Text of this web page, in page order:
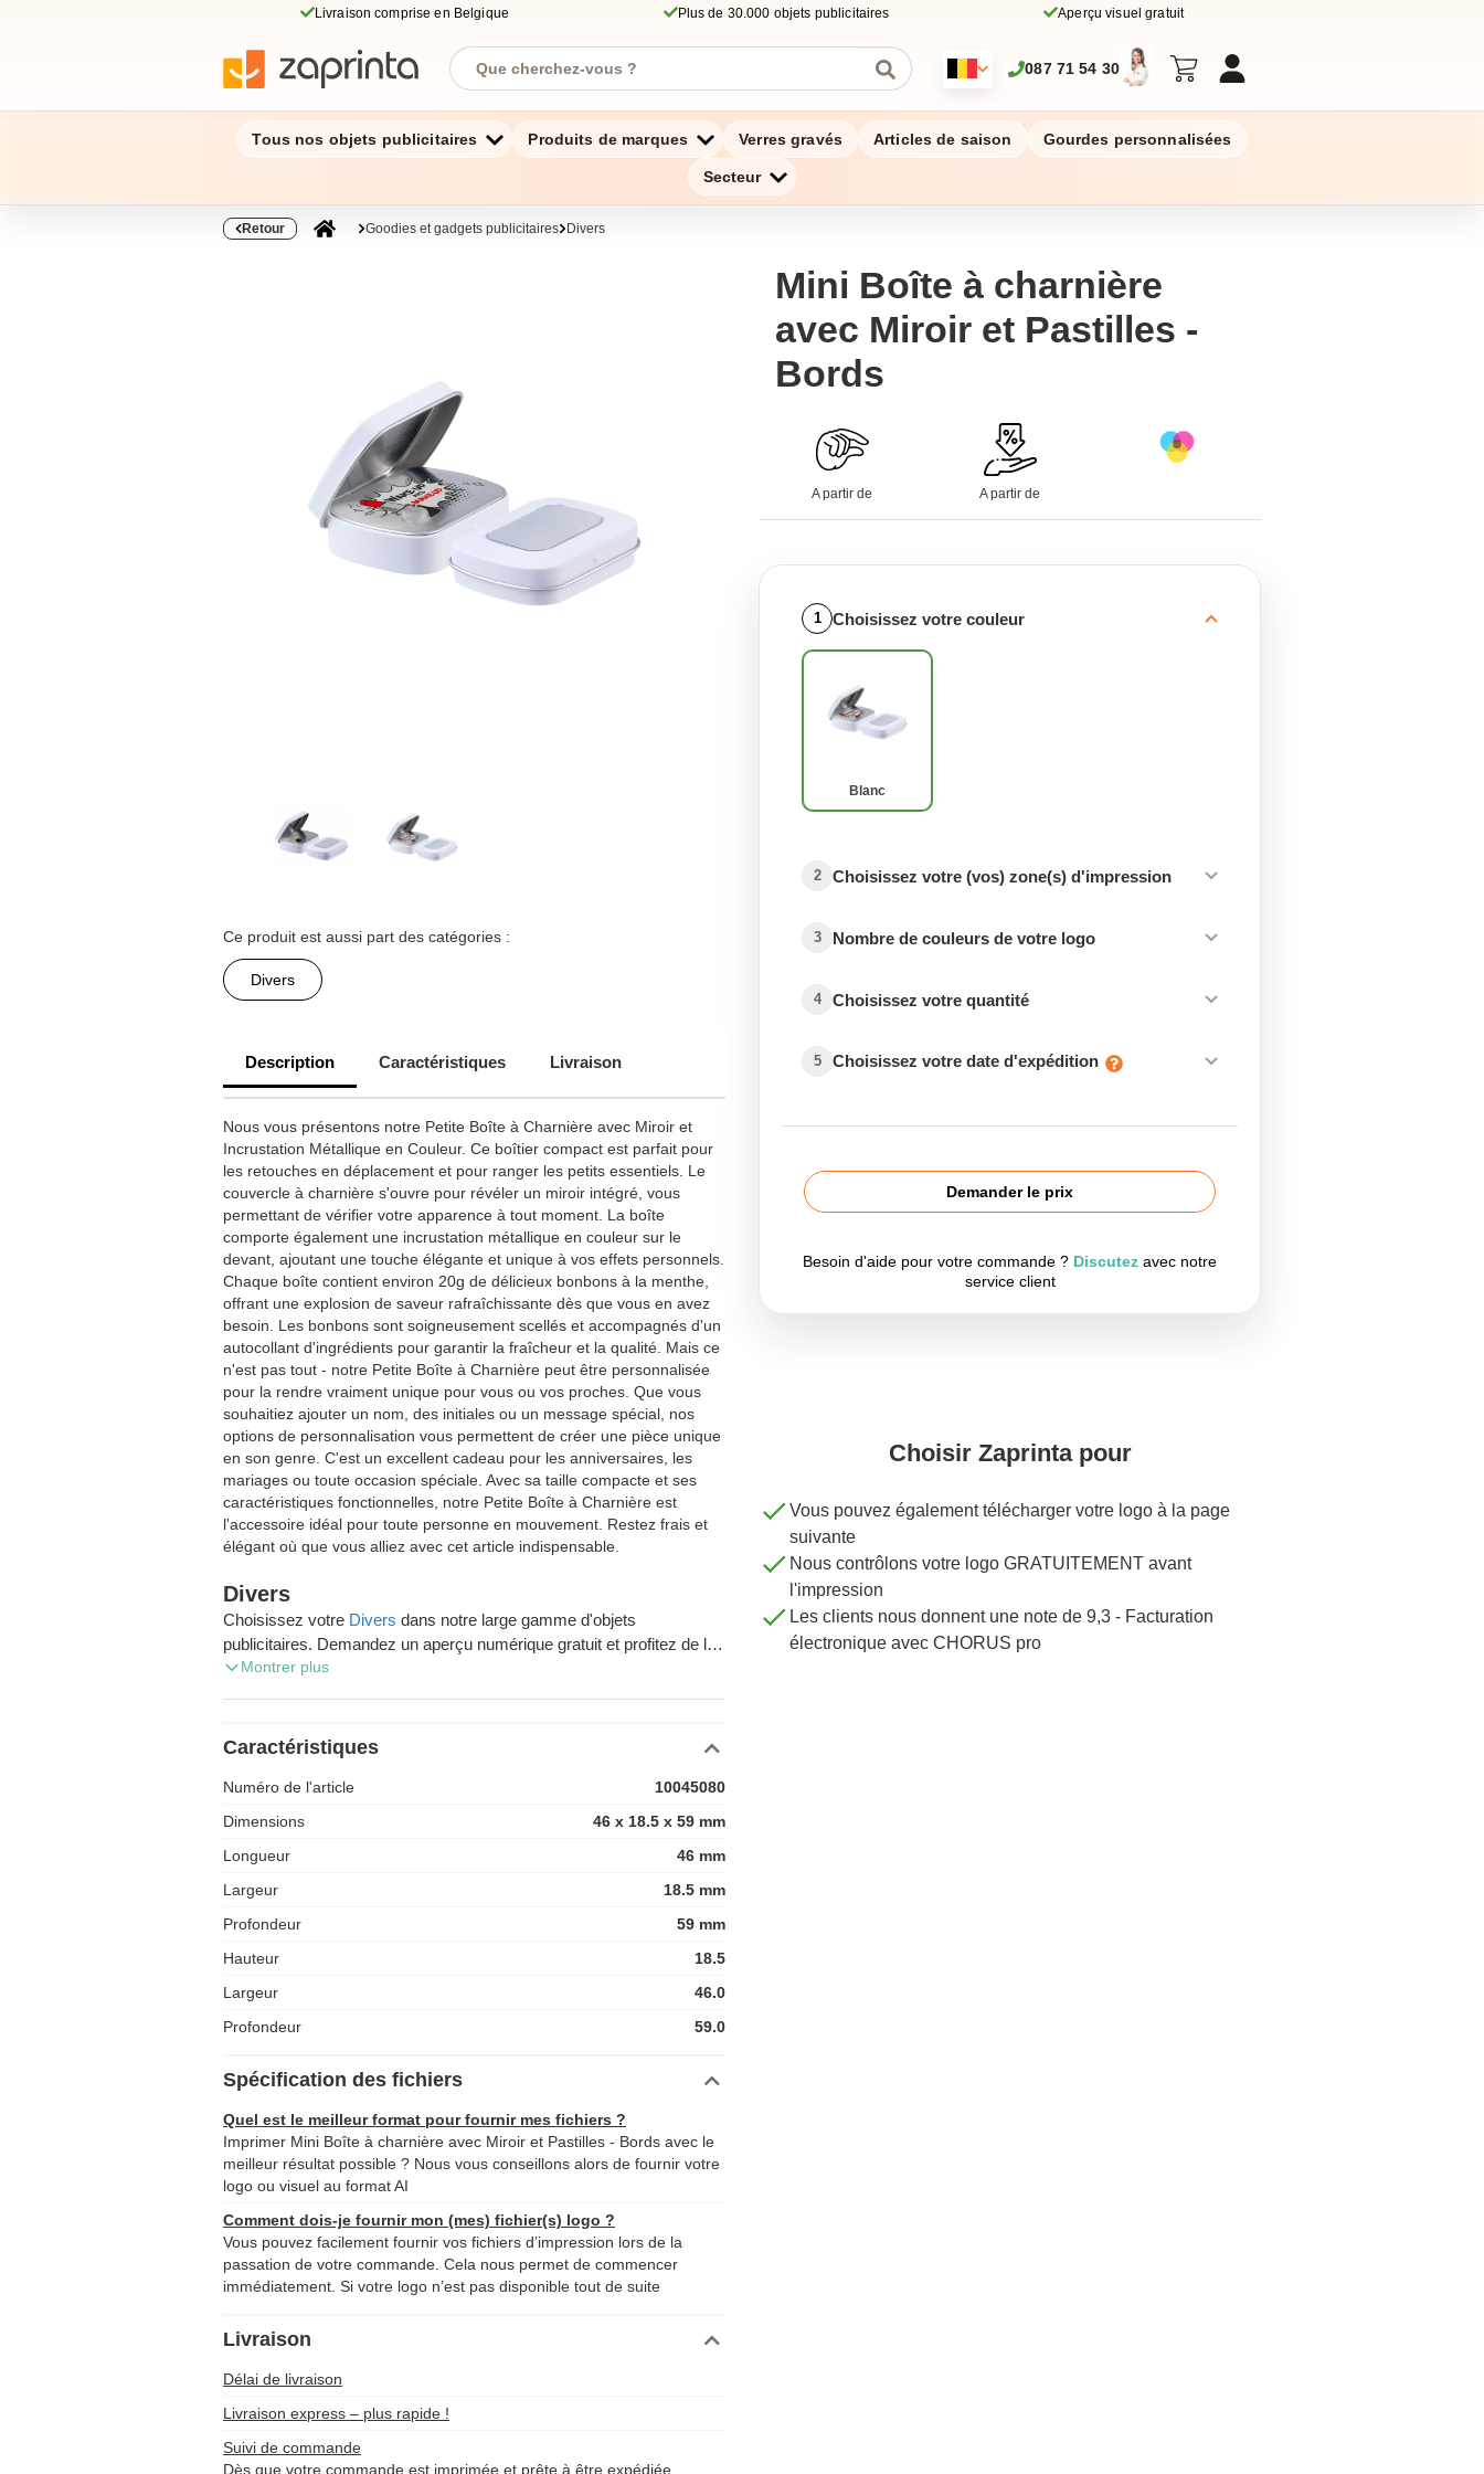
Livraison comprise en Belgique Plus de 30.000 objets publicitaires Aperçu visuel gratuit
087 71 54 30
Tous nos objets publicitaires Produits de marques Verres gravés Articles de saison Gourdes personnalisées
Secteur
Retour Goodies et gadgets publicitaires Divers
Ce produit est aussi part des catégories :
Divers
Description Caractéristiques Livraison
Nous vous présentons notre Petite Boîte à Charnière avec Miroir et
Incrustation Métallique en Couleur. Ce boîtier compact est parfait pour
les retouches en déplacement et pour ranger les petits essentiels. Le
couvercle à charnière s'ouvre pour révéler un miroir intégré, vous
permettant de vérifier votre apparence à tout moment. La boîte
comporte également une incrustation métallique en couleur sur le
devant, ajoutant une touche élégante et unique à vos effets personnels.
Chaque boîte contient environ 20g de délicieux bonbons à la menthe,
offrant une explosion de saveur rafraîchissante dès que vous en avez
besoin. Les bonbons sont soigneusement scellés et accompagnés d'un
autocollant d'ingrédients pour garantir la fraîcheur et la qualité. Mais ce
n'est pas tout - notre Petite Boîte à Charnière peut être personnalisée
pour la rendre vraiment unique pour vous ou vos proches. Que vous
souhaitiez ajouter un nom, des initiales ou un message spécial, nos
options de personnalisation vous permettent de créer une pièce unique
en son genre. C'est un excellent cadeau pour les anniversaires, les
mariages ou toute occasion spéciale. Avec sa taille compacte et ses
caractéristiques fonctionnelles, notre Petite Boîte à Charnière est
l'accessoire idéal pour toute personne en mouvement. Restez frais et
élégant où que vous alliez avec cet article indispensable.
Divers
Choisissez votre Divers dans notre large gamme d'objets
publicitaires. Demandez un aperçu numérique gratuit et profitez de la
livraison gratuite de votre commande.
soyez à Bruxelles, à Liège ou à Charleroi, Zaprinta Belgique vous livre
publicitaires. Nous envoyons les commandes gratuitement en
Wallonie, en Flandre et à Bruxelles. Besoin de d'informations ? Prenez
façon claire et rapide.
Montrer plus
Caractéristiques
Numéro de l'article
10045080
Dimensions
46 x 18.5 x 59 mm
Longueur
46 mm
Largeur
18.5 mm
Profondeur
59 mm
Hauteur
18.5
Largeur
46.0
Profondeur
59.0
Spécification des fichiers
Quel est le meilleur format pour fournir mes fichiers ?
Imprimer Mini Boîte à charnière avec Miroir et Pastilles - Bords avec le
meilleur résultat possible ? Nous vous conseillons alors de fournir votre
logo ou visuel au format AI
Comment dois-je fournir mon (mes) fichier(s) logo ?
Vous pouvez facilement fournir vos fichiers d’impression lors de la
passation de votre commande. Cela nous permet de commencer
immédiatement. Si votre logo n’est pas disponible tout de suite
Livraison
Délai de livraison
Livraison express – plus rapide !
Suivi de commande
Dès que votre commande est imprimée et prête à être expédiée
Mini Boîte à charnière
avec Miroir et Pastilles -
Bords
A partir de A partir de
1 Choisissez votre couleur
Blanc
2 Choisissez votre (vos) zone(s) d'impression
3 Nombre de couleurs de votre logo
4 Choisissez votre quantité
5 Choisissez votre date d'expédition
Demander le prix
Besoin d'aide pour votre commande ? Discutez avec notre
service client
Choisir Zaprinta pour
Vous pouvez également télécharger votre logo à la page
suivante
Nous contrôlons votre logo GRATUITEMENT avant
l'impression
Les clients nous donnent une note de 9,3 - Facturation
électronique avec CHORUS pro